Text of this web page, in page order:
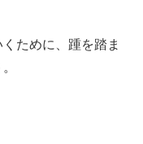
ために、踵を踏ま